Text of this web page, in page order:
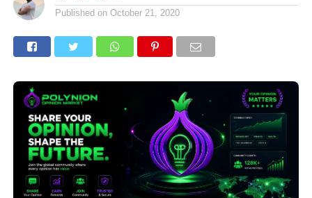
Published on October 21, 2020